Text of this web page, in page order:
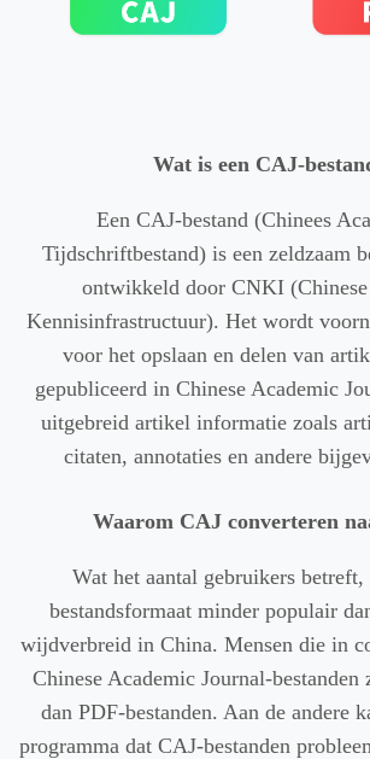
Wat is een CAJ-
Een CAJ-bestand (Chinees
Tijdschriftbestand) is een zeldzaam
ontwikkeld door CNKI
Kennisinfrastructuur). Het wordt
voor het opslaan en delen van
gepubliceerd in Chinese Academic
uitgebreid artikel informatie zoals
citaten, annotaties en andere
Waarom CAJ converteren
Wat het aantal gebruikers
bestandsformaat minder populair
wijdverbreid in China. Mensen die in
Chinese Academic Journal-
dan PDF-bestanden. Aan de andere
programma dat CAJ-bestanden